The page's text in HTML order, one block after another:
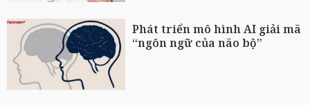
Phát triển mô hình AI giải mã
“ngôn ngữ của não bộ”